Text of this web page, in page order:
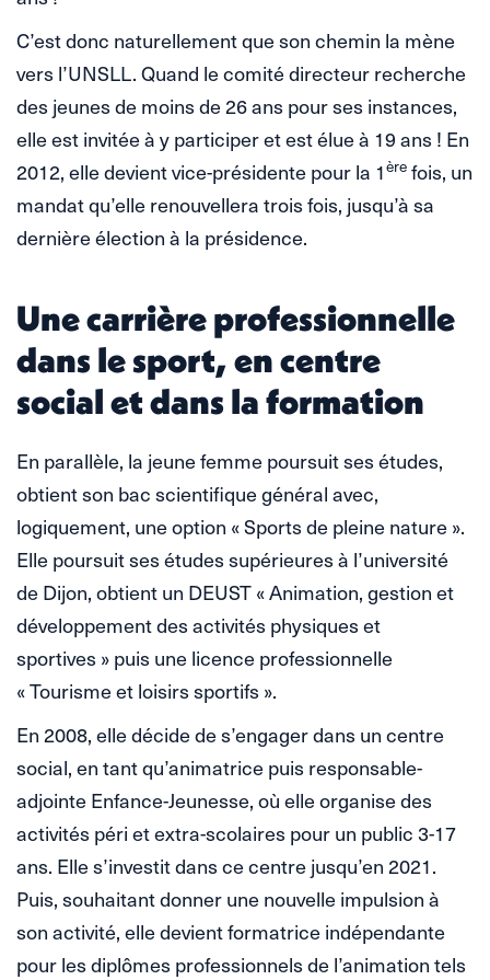
C’est donc naturellement que son chemin la mène
vers l’UNSLL. Quand le comité directeur recherche
des jeunes de moins de 26 ans pour ses instances,
elle est invitée à y participer et est élue à 19 ans ! En
2012, elle devient vice-présidente pour la 1èrefois, un
mandat qu’elle renouvellera trois fois, jusqu’à sa
dernière élection à la présidence.
Une carrière professionnelle
dans le sport, en centre
social et dans la formation
En parallèle, la jeune femme poursuit ses études,
obtient son bac scientifique général avec,
logiquement, une option « Sports de pleine nature ».
Elle poursuit ses études supérieures à l’université
de Dijon, obtient un DEUST « Animation, gestion et
développement des activités physiques et
sportives » puis une licence professionnelle
« Tourisme et loisirs sportifs ».
En 2008, elle décide de s’engager dans un centre
social, en tant qu’animatrice puis responsable-
adjointe Enfance-Jeunesse, où elle organise des
activités péri et extra-scolaires pour un public 3-17
ans. Elle s’investit dans ce centre jusqu’en 2021.
Puis, souhaitant donner une nouvelle impulsion à
son activité, elle devient formatrice indépendante
pour les diplômes professionnels de l’animation tels